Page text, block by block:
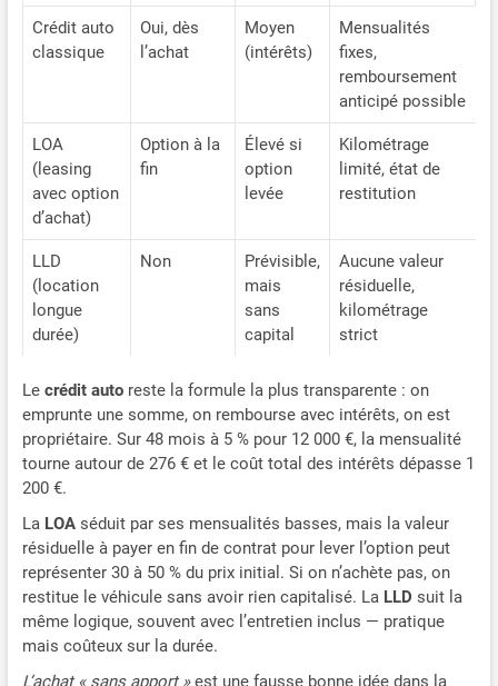
Crédit auto
classique
Oui, dès
l’achat
Moyen
(intérêts)
Mensualités
fixes,
remboursement
anticipé possible
LOA
(leasing
avec option
d’achat)
Option à la
fin
Élevé si
option
levée
Kilométrage
limité, état de
restitution
LLD
(location
longue
durée)
Non
Prévisible,
mais
sans
capital
Aucune valeur
résiduelle,
kilométrage
strict
Le crédit autoreste la formule la plus transparente : on
emprunte une somme, on rembourse avec intérêts, on est
propriétaire. Sur 48 mois à 5 % pour 12 000 €, la mensualité
tourne autour de 276 € et le coût total des intérêts dépasse 1
200 €.
La LOAséduit par ses mensualités basses, mais la valeur
résiduelle à payer en fin de contrat pour lever l’option peut
représenter 30 à 50 % du prix initial. Si on n’achète pas, on
restitue le véhicule sans avoir rien capitalisé. La LLD suit la
même logique, souvent avec l’entretien inclus — pratique
mais coûteux sur la durée.
L’achat « sans apport »est une fausse bonne idée dans la